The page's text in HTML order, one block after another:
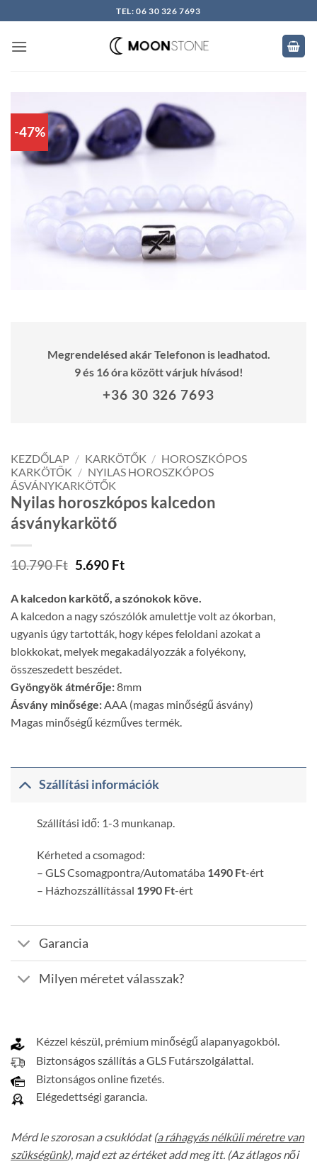
to
content
TEL: 06 30 326 7693
-47%
Megrendelésed akár Telefonon is leadhatod.
9 és 16 óra között várjuk hívásod!
+36 30 326 7693
KEZDŐLAP / KARKÖTŐK / HOROSZKÓPOS
KARKÖTŐK / NYILAS HOROSZKÓPOS
ÁSVÁNYKARKÖTŐK
Nyilas horoszkópos kalcedon
ásványkarkötő
10.790Ft Original
was:
10.790 Ft.
5.690 FtCurrent
is:
5.690 Ft.
A kalcedon karkötő, a szónokok köve.
A kalcedon a nagy szószólók amulettje volt az ókorban,
ugyanis úgy tartották, hogy képes feloldani azokat a
blokkokat, melyek megakadályozzák a folyékony,
összeszedett beszédet.
Gyöngyök átmérője:8mm
Ásvány minősége: AAA (magas minőségű ásvány)
Magas minőségű kézműves termék.
Szállítási információk
Szállítási idő: 1-3 munkanap.
Kérheted a csomagod:
– GLS Csomagpontra/Automatába 1490 Ft-ért
– Házhozszállítással 1990 Ft-ért
Garancia
Milyen méretet válasszak?
Kézzel készül, prémium minőségű alapanyagokból.
Biztonságos szállítás a GLS Futárszolgálattal.
Biztonságos online fizetés.
Elégedettségi garancia.
Mérd le szorosan a csuklódat (a ráhagyás nélküli méretre van
szükségünk), majd ezt az értéket add meg itt. (Az átlagos női